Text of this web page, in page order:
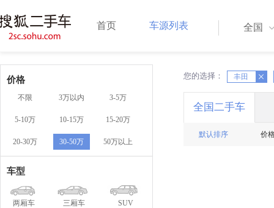
首页 车源列表 全国
价格
不限 3万以内 3-5万
5-10万 10-15万 15-20万
20-30万 30-50万 50万以上
车型
两厢车 三厢车 SUV
您的选择： 丰田
X X
全国二手车
默认排序 价